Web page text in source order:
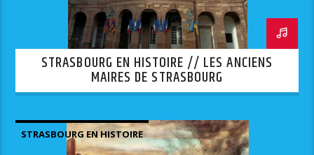
STRASBOURG EN HISTOIRE // LES ANCIENS
MAIRES DE STRASBOURG
STRASBOURG EN HISTOIRE